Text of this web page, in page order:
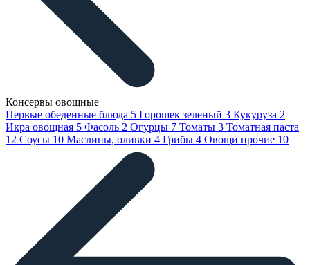
Консервы овощные
Первые обеденные блюда 5 Горошек зеленый 3 Кукуруза 2
Икра овощная 5 Фасоль 2 Огурцы 7 Томаты 3 Томатная паста
12 Соусы 10 Маслины, оливки 4 Грибы 4 Овощи прочие 10